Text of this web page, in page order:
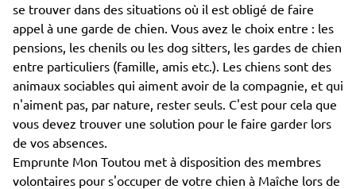
se trouver dans des situations où il est obligé de faire
appel à une garde de chien. Vous avez le choix entre : les
pensions, les chenils ou les dog sitters, les gardes de chien
entre particuliers (famille, amis etc.). Les chiens sont des
animaux sociables qui aiment avoir de la compagnie, et qui
n'aiment pas, par nature, rester seuls. C'est pour cela que
vous devez trouver une solution pour le faire garder lors
de vos absences.
Emprunte Mon Toutou met à disposition des membres
volontaires pour s'occuper de votre chien à Maîche lors de